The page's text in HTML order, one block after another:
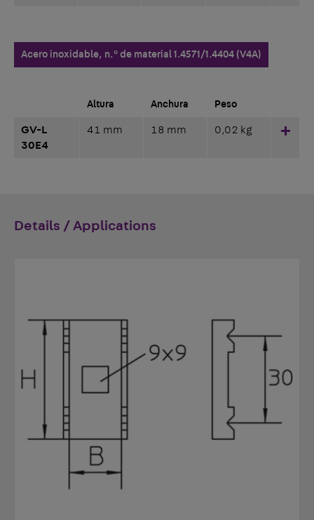
Acero inoxidable, n.° de material 1.4571/1.4404 (V4A)
Altura Anchura Peso
GV-L
30E4
41 mm 18 mm 0,02 kg
Details / Applications